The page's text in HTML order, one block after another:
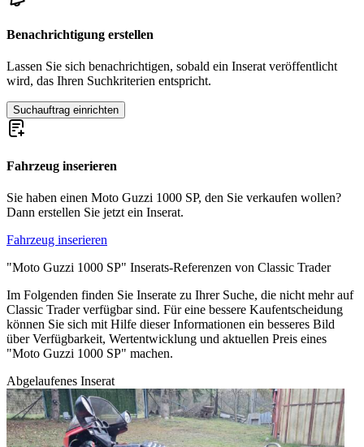
Benachrichtigung erstellen
Lassen Sie sich benachrichtigen, sobald ein Inserat veröffentlicht
wird, das Ihren Suchkriterien entspricht.
Suchauftrag einrichten
Fahrzeug inserieren
Sie haben einen Moto Guzzi 1000 SP, den Sie verkaufen wollen?
Dann erstellen Sie jetzt ein Inserat.
Fahrzeug inserieren
"Moto Guzzi 1000 SP" Inserats-Referenzen von Classic Trader
Im Folgenden finden Sie Inserate zu Ihrer Suche, die nicht mehr auf
Classic Trader verfügbar sind. Für eine bessere Kaufentscheidung
können Sie sich mit Hilfe dieser Informationen ein besseres Bild
über Verfügbarkeit, Wertentwicklung und aktuellen Preis eines
"Moto Guzzi 1000 SP" machen.
Abgelaufenes Inserat